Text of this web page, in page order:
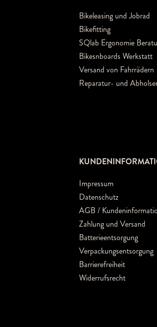
Bikeleasing und Jobrad
Bikefitting
SQlab Ergonomie
Bikesnboards Werkstatt
Versand von Fahrrädern
Reparatur- und
Impressum
Datenschutz
AGB /
Zahlung und Versand
Batterieentsorgung
Verpackungsentsorgung
Barrierefreiheit
Widerrufsrecht